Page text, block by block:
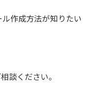
作成方法が知りたい
談ください。